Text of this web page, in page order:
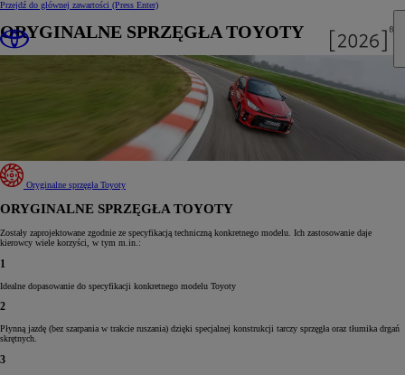
Przejdź do głównej zawartości (Press Enter)
ORYGINALNE SPRZĘGŁA TOYOTY
Oryginalne sprzęgła Toyoty
ORYGINALNE SPRZĘGŁA TOYOTY
Zostały zaprojektowane zgodnie ze specyfikacją techniczną konkretnego modelu. Ich zastosowanie daje
kierowcy wiele korzyści, w tym m.in.:
1
Idealne dopasowanie do specyfikacji konkretnego modelu Toyoty
2
Płynną jazdę (bez szarpania w trakcie ruszania) dzięki specjalnej konstrukcji tarczy sprzęgła oraz tłumika drgań
skrętnych.
3